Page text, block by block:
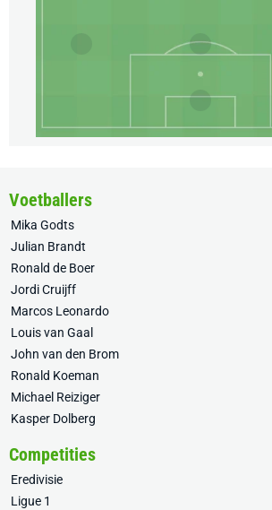
Voetballers
Mika Godts
Julian Brandt
Ronald de Boer
Jordi Cruijff
Marcos Leonardo
Louis van Gaal
John van den Brom
Ronald Koeman
Michael Reiziger
Kasper Dolberg
Competities
Eredivisie
Ligue 1